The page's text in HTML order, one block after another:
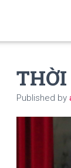
THỜI
Published by